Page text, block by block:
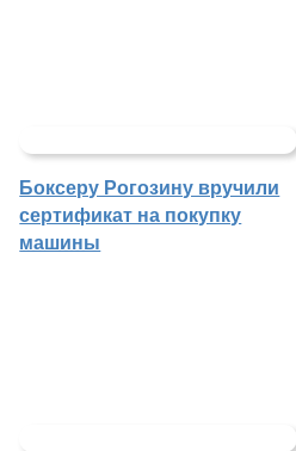
Боксеру Рогозину вручили
сертификат на покупку
машины